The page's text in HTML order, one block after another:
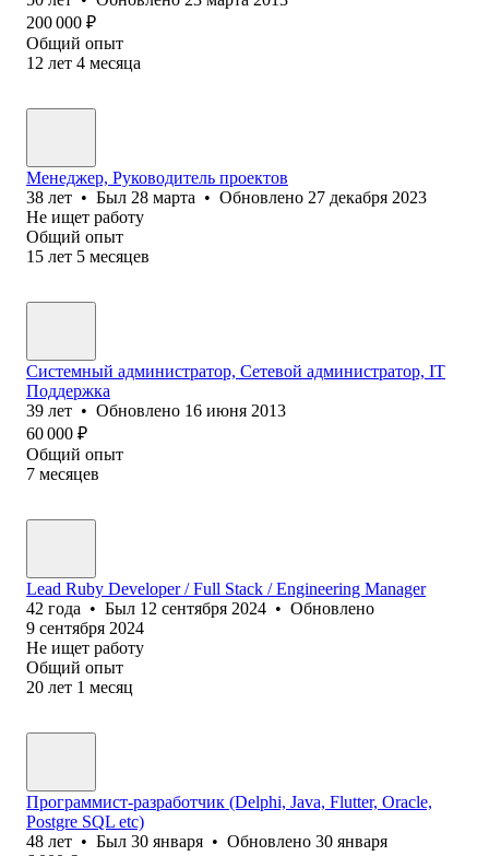
200 000 ₽
Общий опыт
12 лет 4 месяца
Менеджер, Руководитель проектов
38 лет • Был 28 марта • Обновлено 27 декабря 2023
Не ищет работу
Общий опыт
15 лет 5 месяцев
Системный администратор, Сетевой администратор, IT
Поддержка
39 лет • Обновлено 16 июня 2013
60 000 ₽
Общий опыт
7 месяцев
Lead Ruby Developer / Full Stack / Engineering Manager
42 года • Был 12 сентября 2024 • Обновлено
9 сентября 2024
Не ищет работу
Общий опыт
20 лет 1 месяц
Программист-разработчик (Delphi, Java, Flutter, Oracle,
Postgre SQL etc)
48 лет • Был 30 января • Обновлено 30 января